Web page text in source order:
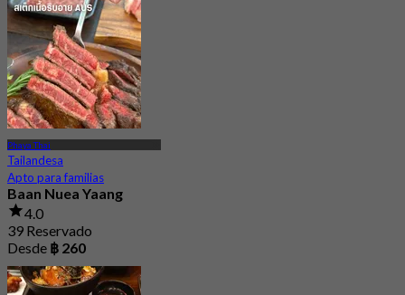
Phaya Thai
Tailandesa
Apto para familias
Baan Nuea Yaang
4.0
39 Reservado
Desde ฿ 260